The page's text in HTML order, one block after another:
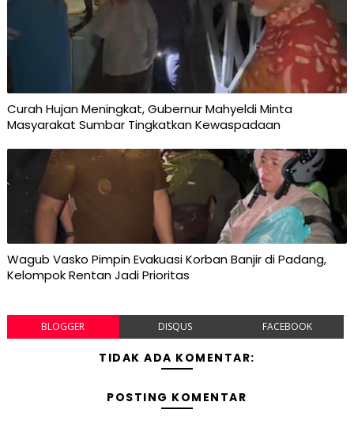
Curah Hujan Meningkat, Gubernur Mahyeldi Minta
Masyarakat Sumbar Tingkatkan Kewaspadaan
Wagub Vasko Pimpin Evakuasi Korban Banjir di Padang,
Kelompok Rentan Jadi Prioritas
BLOGGER DISQUS FACEBOOK
TIDAK ADA KOMENTAR:
POSTING KOMENTAR